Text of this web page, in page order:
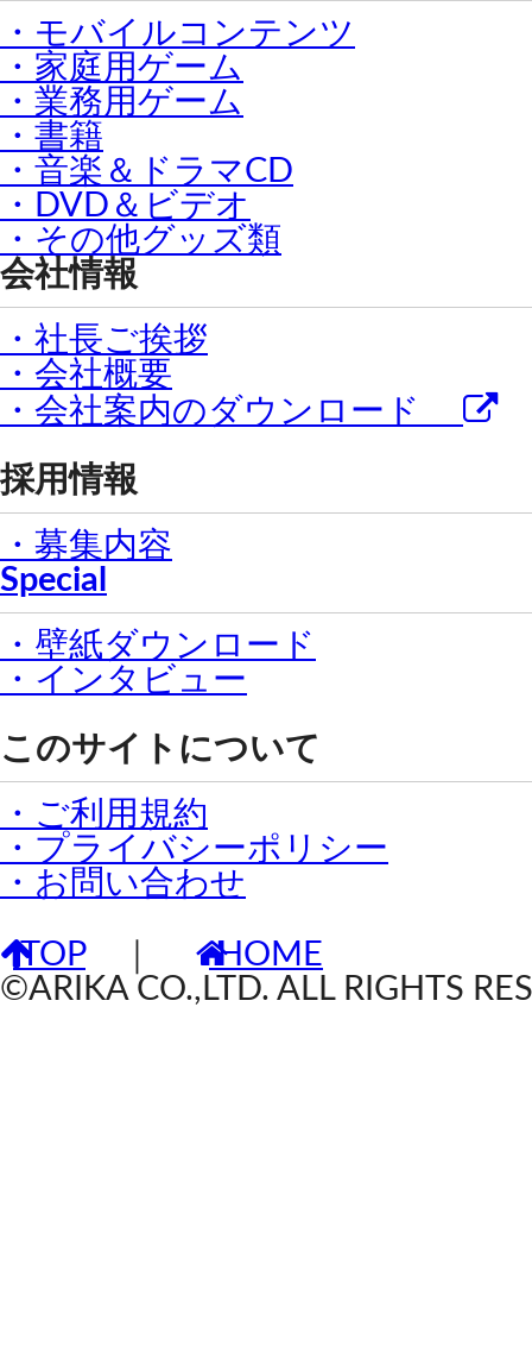
・モバイルコンテンツ
・家庭用ゲーム
・業務用ゲーム
・書籍
・音楽＆ドラマCD
・DVD＆ビデオ
・その他グッズ類
会社情報
・社長ご挨拶
・会社概要
・会社案内のダウンロード
採用情報
・募集内容
Special
・壁紙ダウンロード
・インタビュー
このサイトについて
・ご利用規約
・プライバシーポリシー
・お問い合わせ
TOP｜
HOME
©ARIKA CO.,LTD. ALL RIGHTS